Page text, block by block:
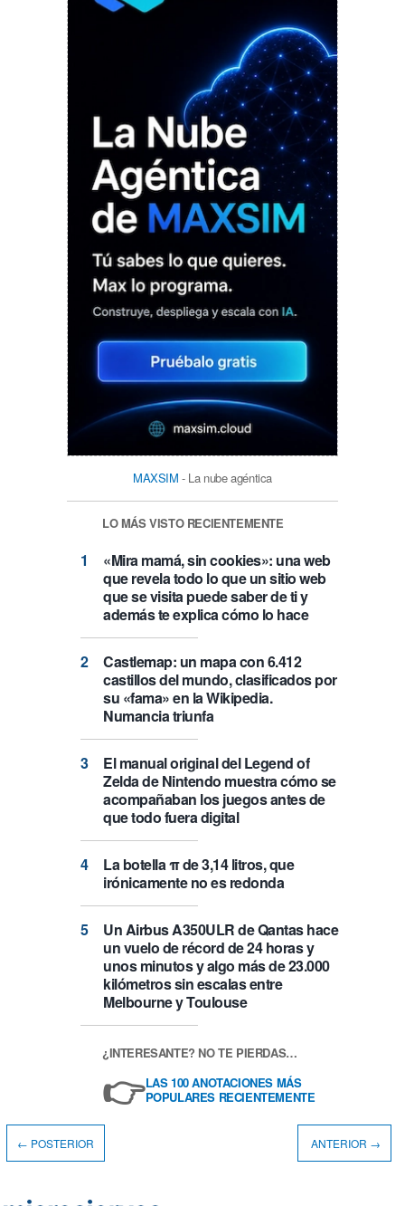
MAXSIM - La nube agéntica
LO MÁS VISTO RECIENTEMENTE
«Mira mamá, sin cookies»: una web
que revela todo lo que un sitio web
que se visita puede saber de ti y
además te explica cómo lo hace
Castlemap: un mapa con 6.412
castillos del mundo, clasificados por
su «fama» en la Wikipedia.
Numancia triunfa
El manual original del Legend of
Zelda de Nintendo muestra cómo se
acompañaban los juegos antes de
que todo fuera digital
La botella π de 3,14 litros, que
irónicamente no es redonda
Un Airbus A350ULR de Qantas hace
un vuelo de récord de 24 horas y
unos minutos y algo más de 23.000
kilómetros sin escalas entre
Melbourne y Toulouse
¿INTERESANTE? NO TE PIERDAS…
👉LAS 100 ANOTACIONES MÁS
POPULARES RECIENTEMENTE
← POSTERIOR ANTERIOR →